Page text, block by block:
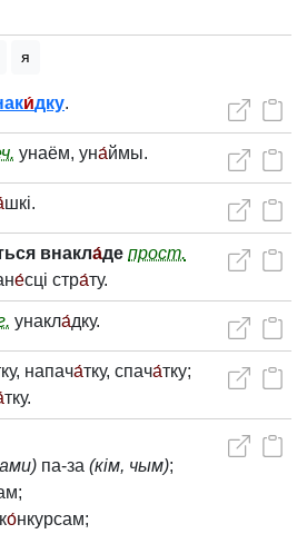
я
и́дку.
унаём, уна́ймы.
шкі.
внакла́де прост.
е́сці стра́ту.
унакла́дку.
напача́тку, спача́тку;
тку.
па-за (кім, чым);
о́нкурсам;